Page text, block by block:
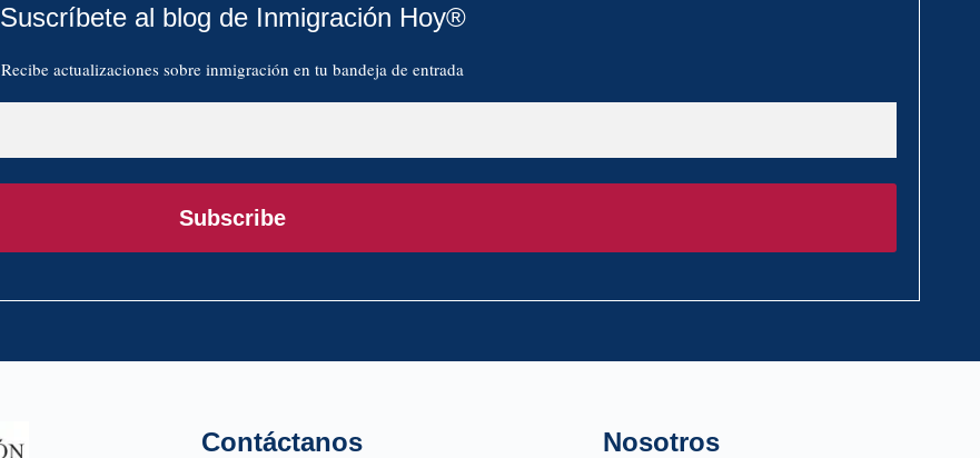
Suscríbete al blog de Inmigración Hoy®
Recibe actualizaciones sobre inmigración en tu bandeja de entrada
Subscribe
Contáctanos Nosotros